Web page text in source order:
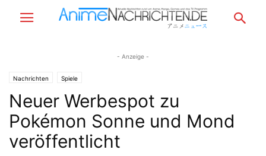
- Anzeige -
Nachrichten Spiele
Neuer Werbespot zu
Pokémon Sonne und Mond
veröffentlicht